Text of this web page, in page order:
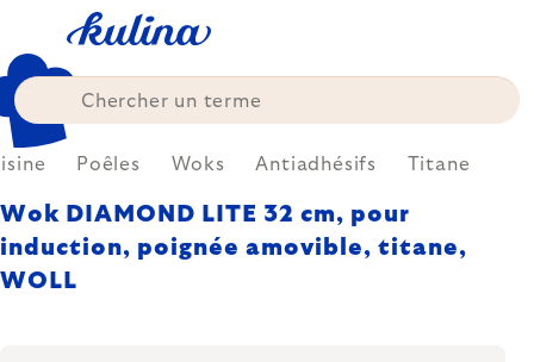
content
Poêles Woks Antiadhésifs Titane
Wok DIAMOND LITE 32 cm, pour
induction, poignée amovible, titane,
WOLL